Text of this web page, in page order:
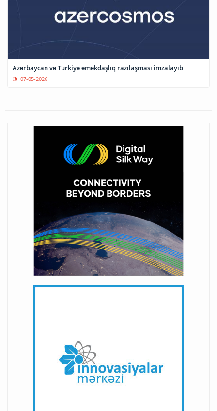
Azərbaycan və Türkiyə əməkdaşlıq razılaşması imzalayıb
07-05-2026